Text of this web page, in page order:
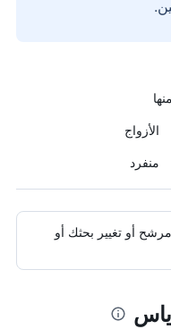
الأزواج
منفرد
أو تغيير بحثك أو